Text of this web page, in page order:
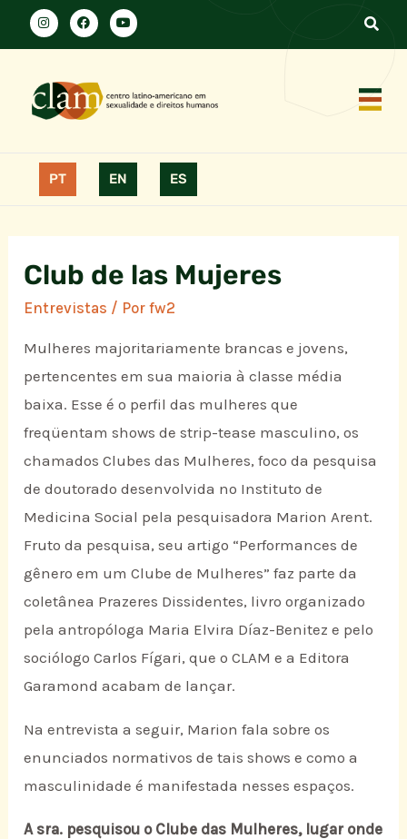
PT EN ES
Club de las Mujeres
Entrevistas / Porfw2
Mulheres majoritariamente brancas e jovens,
pertencentes em sua maioria à classe média
baixa. Esse é o perfil das mulheres que
freqüentam shows de strip-tease masculino, os
chamados Clubes das Mulheres, foco da pesquisa
de doutorado desenvolvida no Instituto de
Medicina Social pela pesquisadora Marion Arent.
Fruto da pesquisa, seu artigo “Performances de
gênero em um Clube de Mulheres” faz parte da
coletânea Prazeres Dissidentes, livro organizado
pela antropóloga Maria Elvira Díaz-Benitez e pelo
sociólogo Carlos Fígari, que o CLAM e a Editora
Garamond acabam de lançar.
Na entrevista a seguir, Marion fala sobre os
enunciados normativos de tais shows e como a
masculinidade é manifestada nesses espaços.
A sra. pesquisou o Clube das Mulheres, lugar onde